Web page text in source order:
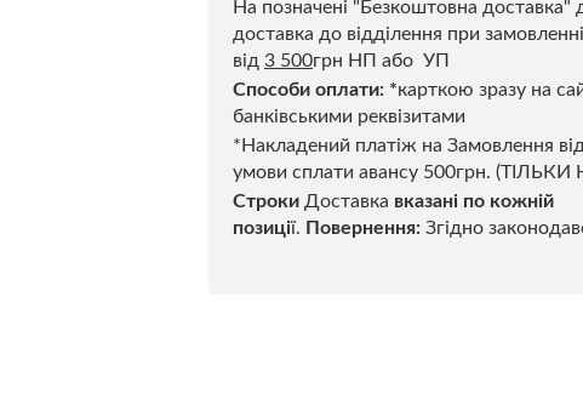
На позначені "Безкоштовна доставка"
доставка до відділення при
від 3 500грн НП або УП
Способи оплати: *карткою зразу на
банківськими реквізитами
*Накладений платіж на Замовлення
умови сплати авансу 500грн.
Строки Доставка вказані по кожній
позиції. Повернення: Згідно